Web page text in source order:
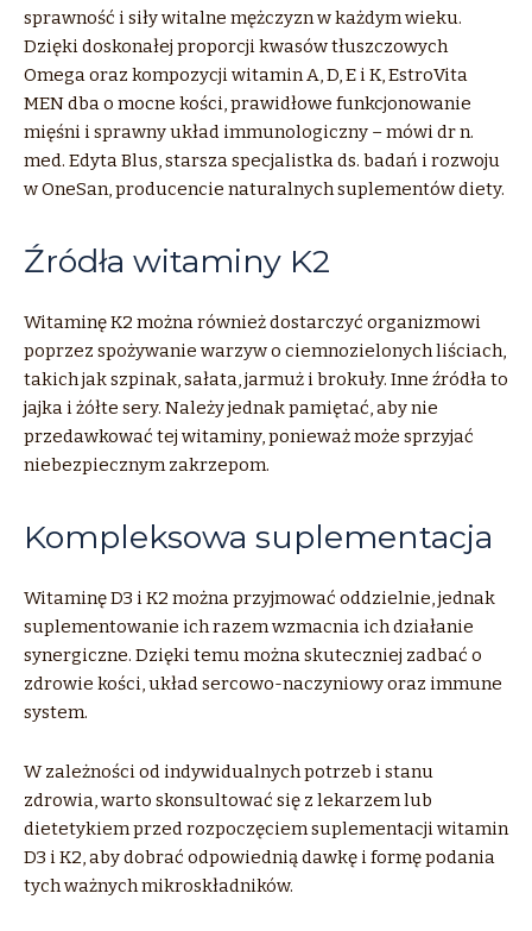
sprawność i siły witalne mężczyzn w każdym wieku.
Dzięki doskonałej proporcji kwasów tłuszczowych
Omega oraz kompozycji witamin A, D, E i K, EstroVita
MEN dba o mocne kości, prawidłowe funkcjonowanie
mięśni i sprawny układ immunologiczny – mówi dr n.
med. Edyta Blus, starsza specjalistka ds. badań i rozwoju
w OneSan, producencie naturalnych suplementów diety.
Źródła witaminy K2
Witaminę K2 można również dostarczyć organizmowi
poprzez spożywanie warzyw o ciemnozielonych liściach,
takich jak szpinak, sałata, jarmuż i brokuły. Inne źródła to
jajka i żółte sery. Należy jednak pamiętać, aby nie
przedawkować tej witaminy, ponieważ może sprzyjać
niebezpiecznym zakrzepom.
Kompleksowa suplementacja
Witaminę D3 i K2 można przyjmować oddzielnie, jednak
suplementowanie ich razem wzmacnia ich działanie
synergiczne. Dzięki temu można skuteczniej zadbać o
zdrowie kości, układ sercowo-naczyniowy oraz immune
system.
W zależności od indywidualnych potrzeb i stanu
zdrowia, warto skonsultować się z lekarzem lub
dietetykiem przed rozpoczęciem suplementacji witamin
D3 i K2, aby dobrać odpowiednią dawkę i formę podania
tych ważnych mikroskładników.